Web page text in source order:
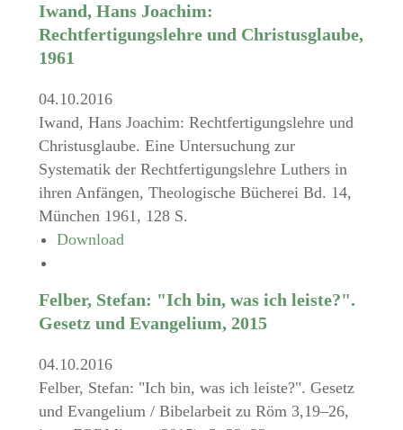
Iwand, Hans Joachim:
Rechtfertigungslehre und Christusglaube,
1961
04.10.2016
Iwand, Hans Joachim: Rechtfertigungslehre und
Christusglaube. Eine Untersuchung zur
Systematik der Rechtfertigungslehre Luthers in
ihren Anfängen, Theologische Bücherei Bd. 14,
München 1961, 128 S.
Download
Felber, Stefan: "Ich bin, was ich leiste?".
Gesetz und Evangelium, 2015
04.10.2016
Felber, Stefan: "Ich bin, was ich leiste?". Gesetz
und Evangelium / Bibelarbeit zu Röm 3,19–26,